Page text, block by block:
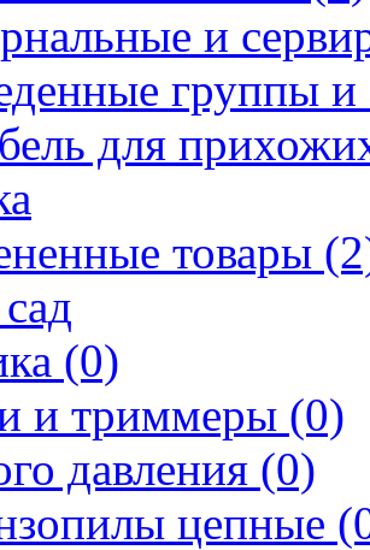
и
группы и
для
товары
(0)
и триммеры (0)
давления (0)
цепные